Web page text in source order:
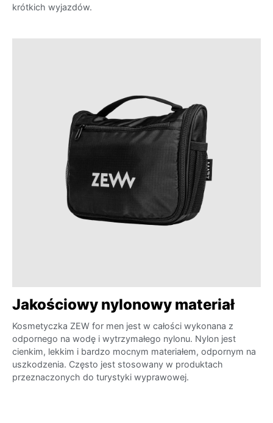
krótkich wyjazdów.
Jakościowy nylonowy materiał
Kosmetyczka ZEW for men jest w całości wykonana z
odpornego na wodę i wytrzymałego nylonu. Nylon jest
cienkim, lekkim i bardzo mocnym materiałem, odpornym na
uszkodzenia. Często jest stosowany w produktach
przeznaczonych do turystyki wyprawowej.